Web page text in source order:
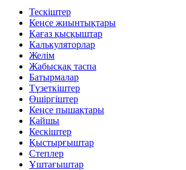
Тескіштер
Кеңсе жиынтықтары
Қағаз қысқыштар
Калькуляторлар
Желім
Жабысқақ таспа
Батырмалар
Түзеткіштер
Өшіргіштер
Кеңсе пышақтары
Қайшы
Кескіштер
Қыстырғыштар
Степлер
Ұштағыштар